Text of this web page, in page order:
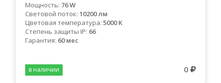
Мощность: 76 W
Световой поток: 10200 лм
Цветовая температура: 5000 K
Степень защиты IP: 66
Гарантия: 60 мес
0
в наличии